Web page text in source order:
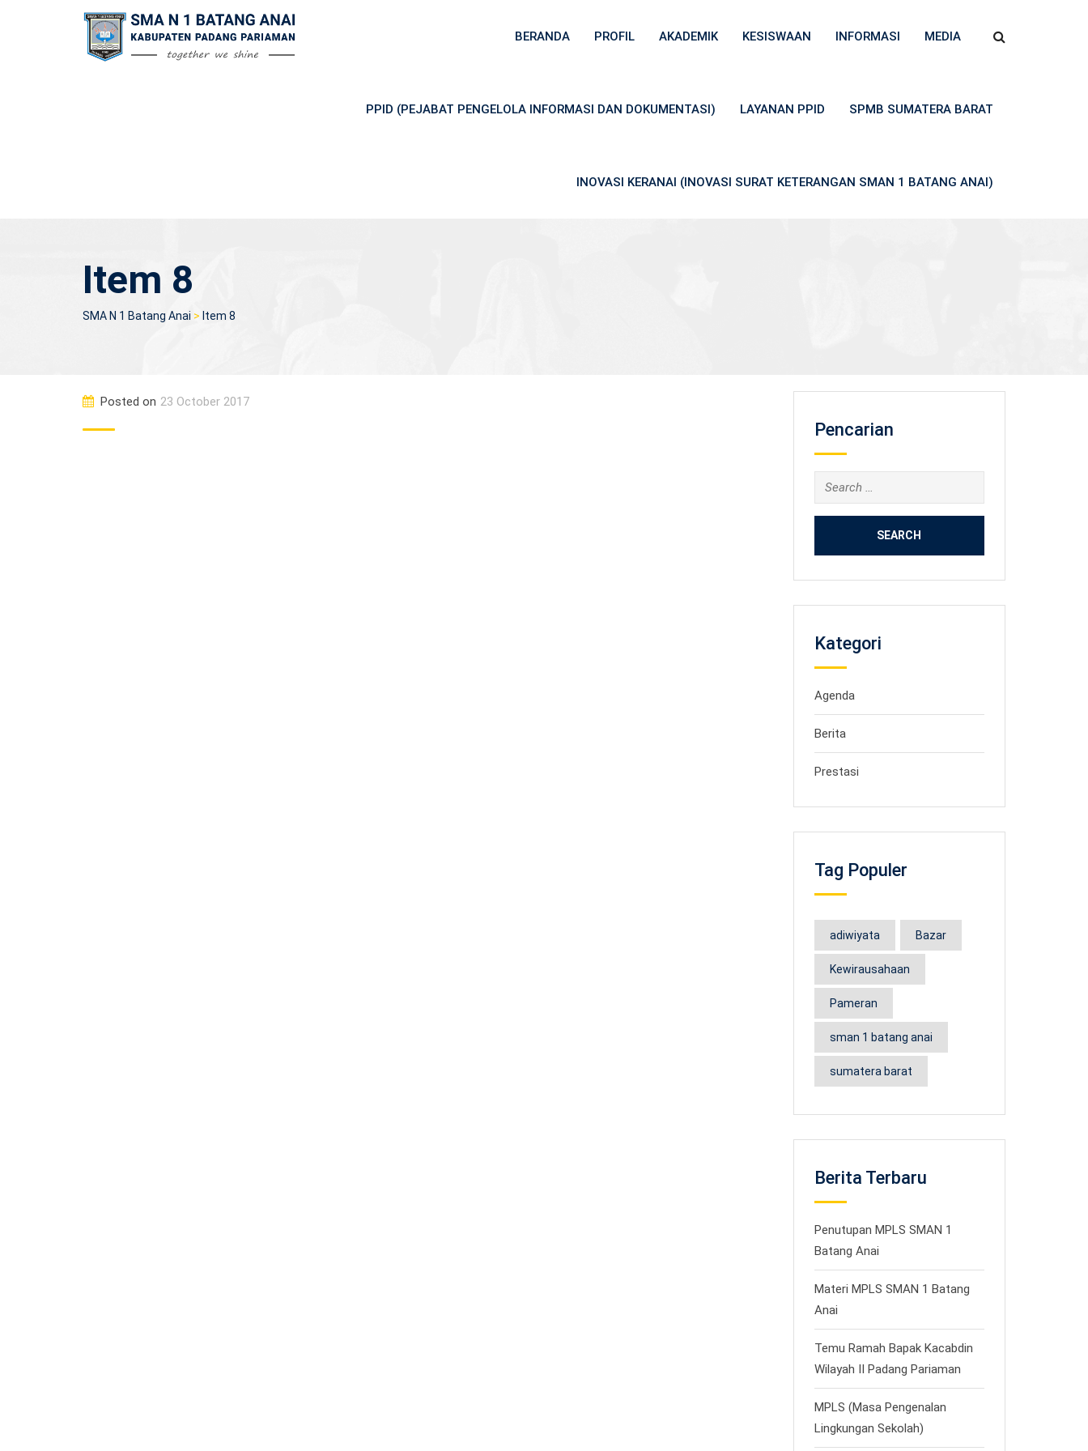
BERANDA PROFIL AKADEMIK KESISWAAN INFORMASI MEDIA
PPID (PEJABAT PENGELOLA INFORMASI DAN DOKUMENTASI) LAYANAN PPID SPMB SUMATERA BARAT
INOVASI KERANAI (INOVASI SURAT KETERANGAN SMAN 1 BATANG ANAI)
Item 8
SMA N 1 Batang Anai > Item 8
Posted on 23 October 2017
Pencarian
Search
for:
Kategori
Agenda
Berita
Prestasi
Tag Populer
adiwiyata Bazar
Kewirausahaan
Pameran
sman 1 batang anai
sumatera barat
Berita Terbaru
Penutupan MPLS SMAN 1
Batang Anai
Materi MPLS SMAN 1 Batang
Anai
Temu Ramah Bapak Kacabdin
Wilayah II Padang Pariaman
MPLS (Masa Pengenalan
Lingkungan Sekolah)